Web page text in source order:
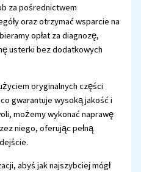
za pośrednictwem
oraz otrzymać wsparcie na
opłat za diagnozę,
usterki bez dodatkowych
oryginalnych części
gwarantuje wysoką jakość i
możemy wykonać naprawę
niego, oferując pełną
abyś jak najszybciej mógł